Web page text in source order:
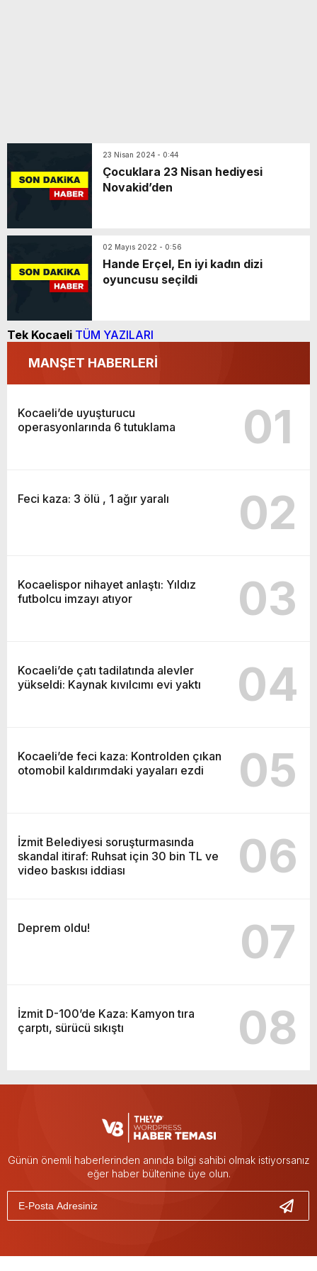
23 Nisan 2024 - 0:44
Çocuklara 23 Nisan hediyesi
Novakid’den
02 Mayıs 2022 - 0:56
Hande Erçel, En iyi kadın dizi
oyuncusu seçildi
Tek Kocaeli TÜM YAZILARI
MANŞET HABERLERİ
Kocaeli’de uyuşturucu
operasyonlarında 6 tutuklama
01
Feci kaza: 3 ölü , 1 ağır yaralı 02
Kocaelispor nihayet anlaştı: Yıldız
futbolcu imzayı atıyor
03
Kocaeli’de çatı tadilatında alevler
yükseldi: Kaynak kıvılcımı evi yaktı
04
Kocaeli’de feci kaza: Kontrolden çıkan
otomobil kaldırımdaki yayaları ezdi
05
İzmit Belediyesi soruşturmasında
skandal itiraf: Ruhsat için 30 bin TL ve
video baskısı iddiası
06
Deprem oldu! 07
İzmit D-100’de Kaza: Kamyon tıra
çarptı, sürücü sıkıştı
08
Günün önemli haberlerinden anında bilgi sahibi olmak istiyorsanız
eğer haber bültenine üye olun.